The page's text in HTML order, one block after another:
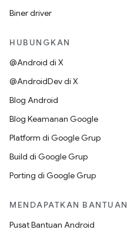
Biner driver
HUBUNGKAN
@Android di X
@AndroidDev di X
Blog Android
Blog Keamanan Google
Platform di Google Grup
Build di Google Grup
Porting di Google Grup
MENDAPATKAN BANTUAN
Pusat Bantuan Android